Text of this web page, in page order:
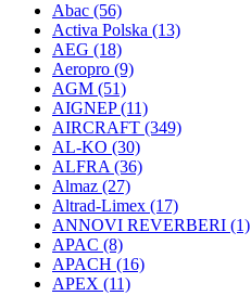
Abac (56)
Activa Polska (13)
AEG (18)
Aeropro (9)
AGM (51)
AIGNEP(11)
AIRCRAFT (349)
AL-KO (30)
ALFRA (36)
Almaz (27)
Altrad-Limex (17)
ANNOVI REVERBERI (1)
APAC (8)
APACH (16)
APEX (11)